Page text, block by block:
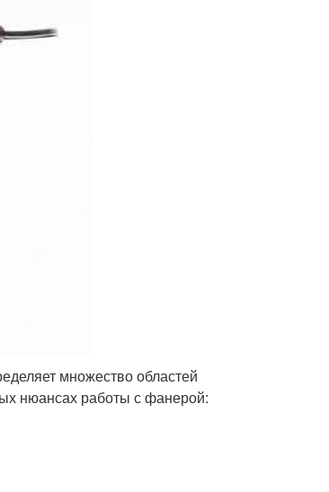
множество областей
нюансах работы с фанерой: